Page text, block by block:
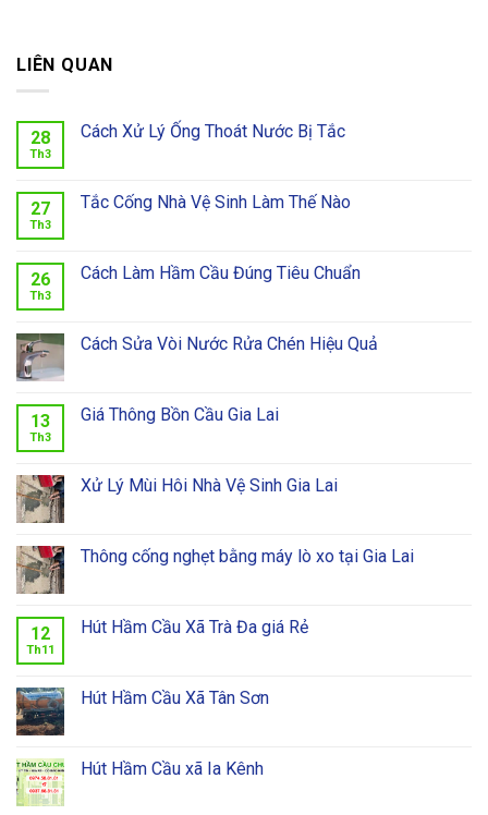
LIÊN QUAN
28
Th3
Cách Xử Lý Ống Thoát Nước Bị Tắc
27
Th3
Tắc Cống Nhà Vệ Sinh Làm Thế Nào
26
Th3
Cách Làm Hầm Cầu Đúng Tiêu Chuẩn
Cách Sửa Vòi Nước Rửa Chén Hiệu Quả
13
Th3
Giá Thông Bồn Cầu Gia Lai
Xử Lý Mùi Hôi Nhà Vệ Sinh Gia Lai
Thông cống nghẹt bằng máy lò xo tại Gia Lai
12
Th11
Hút Hầm Cầu Xã Trà Đa giá Rẻ
Hút Hầm Cầu Xã Tân Sơn
Hút Hầm Cầu xã Ia Kênh